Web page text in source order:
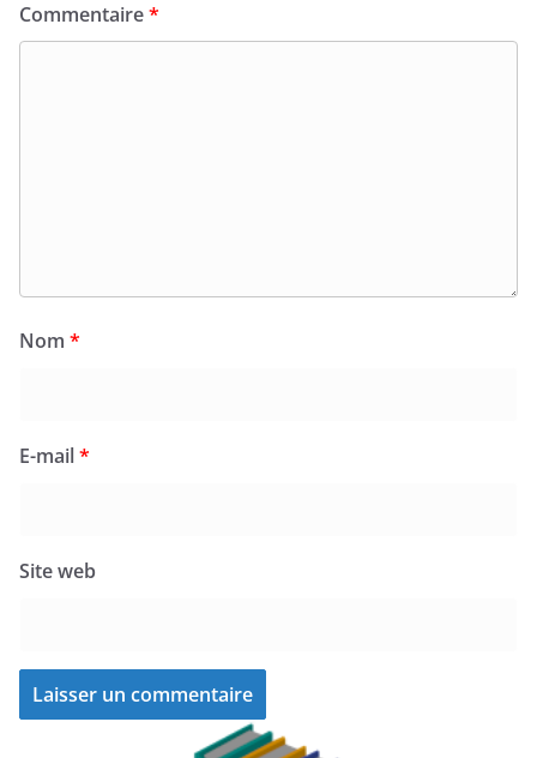
Commentaire*
Nom *
E-mail*
Site web